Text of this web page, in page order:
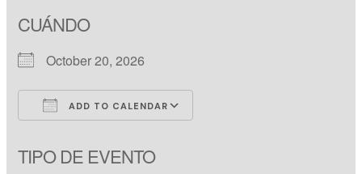
CUÁNDO
October 20, 2026
ADD TO CALENDAR
TIPO DE EVENTO